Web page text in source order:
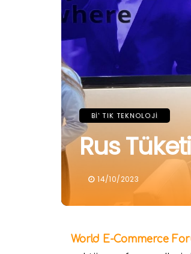
BI' TIK TEKNOLOJI
Rus
14/10/2023
World E-Commerce